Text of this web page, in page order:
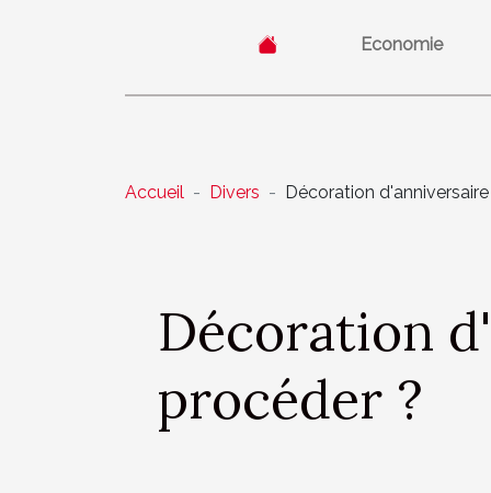
Economie
Accueil Divers Décoration
Décoration
procéder ?